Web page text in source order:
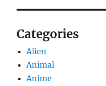
Categories
Alien
Animal
Anime